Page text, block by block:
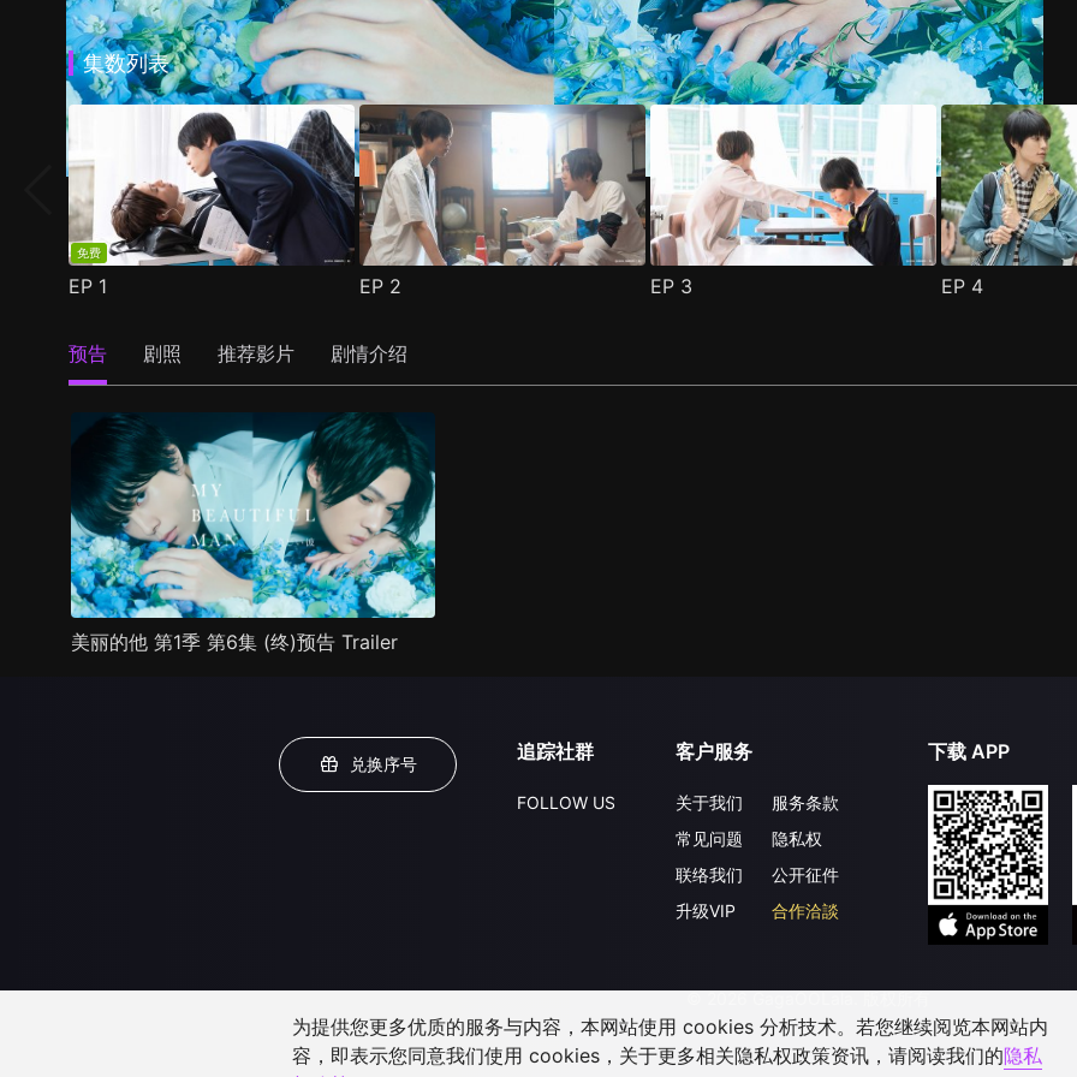
集数列表
免费
EP 1 EP 2 EP 3 EP 4
预告 剧照 推荐影片 剧情介绍
美丽的他 第1季 第6集 (终)预告 Trailer
兑换序号
追踪社群
FOLLOW US
客户服务
关于我们
常见问题
联络我们
升级VIP
服务条款
隐私权
公开征件
合作洽談
下载 APP
为提供您更多优质的服务与内容，本网站使用 cookies 分析技术。若您继续阅览本网站内
容，即表示您同意我们使用 cookies，关于更多相关隐私权政策资讯，请阅读我们的隐私